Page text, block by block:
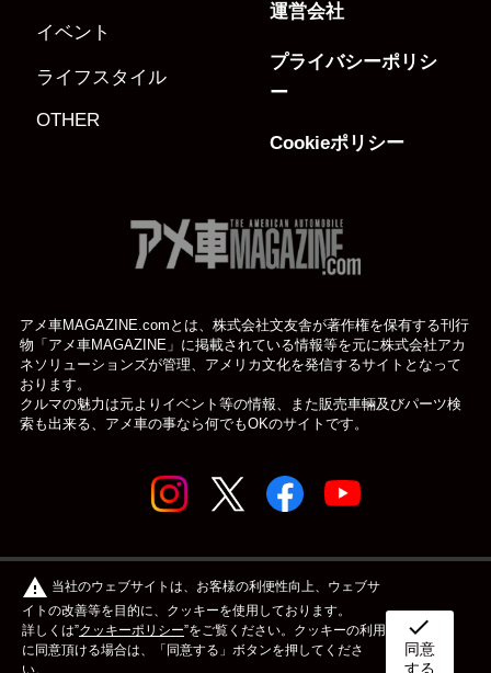
イベント
ライフスタイル
OTHER
運営会社
プライバシーポリシ
ー
Cookieポリシー
アメ車MAGAZINE.comとは、株式会社文友舎が著作権を保有する刊行
物「アメ車MAGAZINE」に掲載されている情報等を元に株式会社アカ
ネソリューションズが管理、アメリカ文化を発信するサイトとなって
おります。
クルマの魅力は元よりイベント等の情報、また販売車輛及びパーツ検
索も出来る、アメ車の事なら何でもOKのサイトです。
© アメ車のWEBマガジン アメ車マガジン公式WEBサイト
ボディタイプ メーカー カスタム&メンテナンス
warning 当社のウェブサイトは、お客様の利便性向上、ウェブサ
イトの改善等を目的に、クッキーを使用しております。
詳しくは”クッキーポリシー”をご覧ください。クッキーの利用
に同意頂ける場合は、「同意する」ボタンを押してくださ
い。
check
同意
する